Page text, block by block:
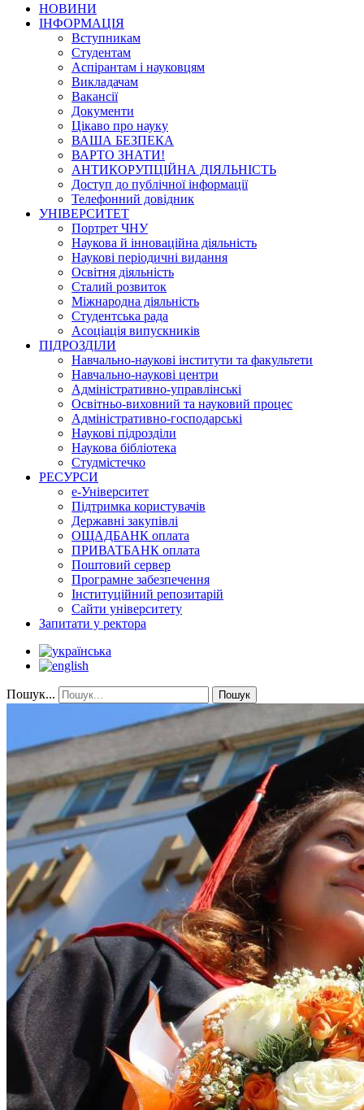
НОВИНИ
ІНФОРМАЦІЯ
Вступникам
Студентам
Аспірантам і науковцям
Викладачам
Вакансії
Документи
Цікаво про науку
ВАША БЕЗПЕКА
ВАРТО ЗНАТИ!
АНТИКОРУПЦІЙНА ДІЯЛЬНІСТЬ
Доступ до публічної інформації
Телефонний довідник
УНІВЕРСИТЕТ
Портрет ЧНУ
Наукова й інноваційна діяльність
Наукові періодичні видання
Освітня діяльність
Сталий розвиток
Міжнародна діяльність
Студентська рада
Асоціація випускників
ПІДРОЗДІЛИ
Навчально-наукові інститути та факультети
Навчально-наукові центри
Адміністративно-управлінські
Освітньо-виховний та науковий процес
Адміністративно-господарські
Наукові підрозділи
Наукова бібліотека
Студмістечко
РЕСУРСИ
е-Університет
Підтримка користувачів
Державні закупівлі
ОЩАДБАНК оплата
ПРИВАТБАНК оплата
Поштовий сервер
Програмне забезпечення
Інституційний репозитарій
Сайти університету
Запитати у ректора
Пошук... Пошук